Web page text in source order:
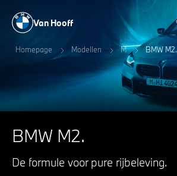
Van Hooff
Homepage Modellen M BMW M2.
BMW M2.
De formule voor pure rijbeleving.